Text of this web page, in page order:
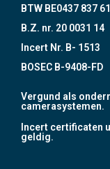
BTW BE0437 837
B.Z. nr. 20 0031 14
Incert Nr. B- 1513
BOSEC B-9408-FD
Vergund als
camerasystemen.
Incert certificaten
geldig.